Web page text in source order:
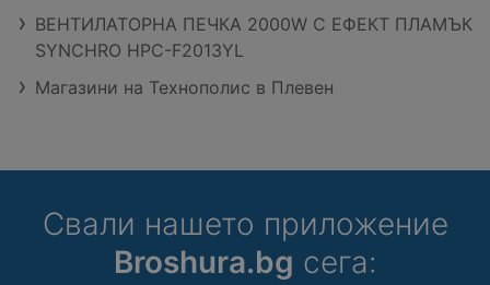
ВЕНТИЛАТОРНА ПЕЧКА 2000W С ЕФЕКТ ПЛАМЪК
SYNCHRO HPC-F2013YL
Магазини на Технополис в Плевен
Свали нашето приложение
Broshura.bg сега: